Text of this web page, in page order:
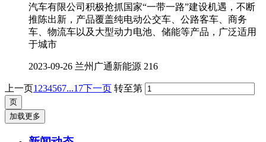
汽车有限公司积极抢抓国家“一带一路”建设机遇，不断
推陈出新，产品覆盖纯电动公交车、公路客车、商务
车、物流车以及大型动力电池、储能等产品，广泛适用
于城市
2023-09-26 兰州广通新能源 216
上一页1 234567...17下一页 转至第
加载更多